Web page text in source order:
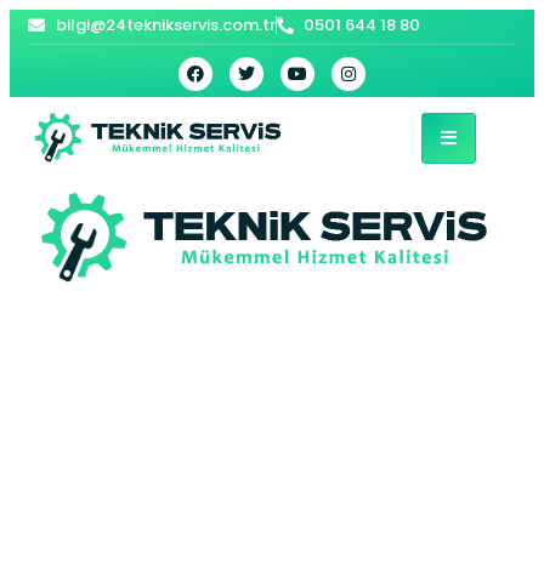
bilgi@24teknikservis.com.tr 0501 644 18 80